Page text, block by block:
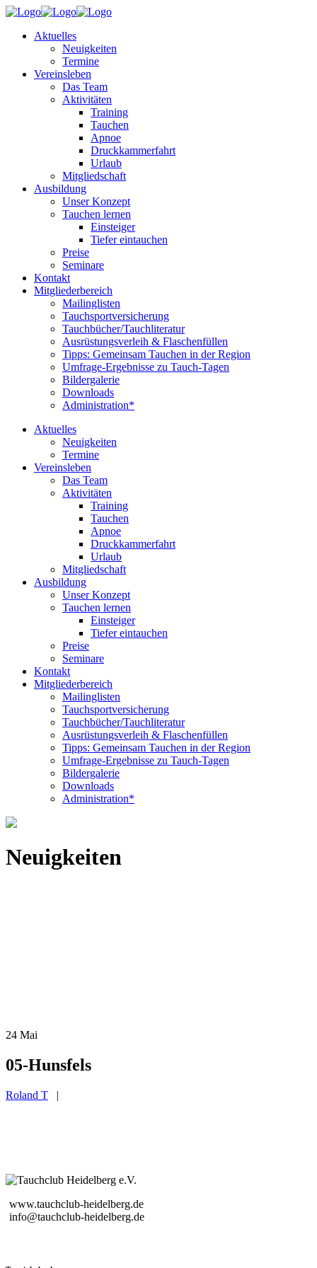
Aktuelles
Neuigkeiten
Termine
Vereinsleben
Das Team
Aktivitäten
Training
Tauchen
Apnoe
Druckkammerfahrt
Urlaub
Mitgliedschaft
Ausbildung
Unser Konzept
Tauchen lernen
Einsteiger
Tiefer eintauchen
Preise
Seminare
Kontakt
Mitgliederbereich
Mailinglisten
Tauchsportversicherung
Tauchbücher/Tauchliteratur
Ausrüstungsverleih & Flaschenfüllen
Tipps: Gemeinsam Tauchen in der Region
Umfrage-Ergebnisse zu Tauch-Tagen
Bildergalerie
Downloads
Administration*
Aktuelles
Neuigkeiten
Termine
Vereinsleben
Das Team
Aktivitäten
Training
Tauchen
Apnoe
Druckkammerfahrt
Urlaub
Mitgliedschaft
Ausbildung
Unser Konzept
Tauchen lernen
Einsteiger
Tiefer eintauchen
Preise
Seminare
Kontakt
Mitgliederbereich
Mailinglisten
Tauchsportversicherung
Tauchbücher/Tauchliteratur
Ausrüstungsverleih & Flaschenfüllen
Tipps: Gemeinsam Tauchen in der Region
Umfrage-Ergebnisse zu Tauch-Tagen
Bildergalerie
Downloads
Administration*
Neuigkeiten
24 Mai
05-Hunsfels
Roland T |
www.tauchclub-heidelberg.de
info@tauchclub-heidelberg.de